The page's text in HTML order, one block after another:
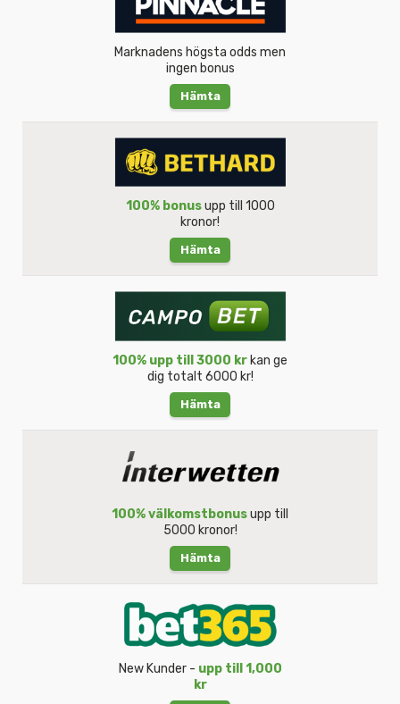
Marknadens högsta odds men
ingen bonus
Hämta
100% bonusupp till 1000
kronor!
Hämta
100% upp till 3000 kr kan ge
dig totalt 6000 kr!
Hämta
100% välkomstbonusupp till
5000 kronor!
Hämta
New Kunder - upp till 1,000
kr